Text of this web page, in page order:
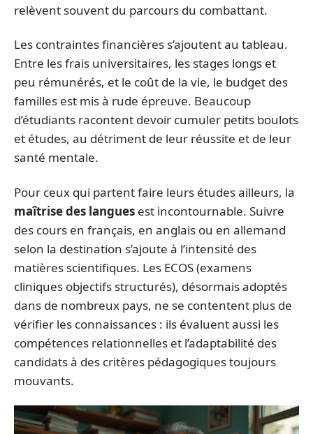
relèvent souvent du parcours du combattant.
Les contraintes financières s’ajoutent au tableau.
Entre les frais universitaires, les stages longs et
peu rémunérés, et le coût de la vie, le budget des
familles est mis à rude épreuve. Beaucoup
d’étudiants racontent devoir cumuler petits boulots
et études, au détriment de leur réussite et de leur
santé mentale.
Pour ceux qui partent faire leurs études ailleurs, la
maîtrise des langues est incontournable. Suivre
des cours en français, en anglais ou en allemand
selon la destination s’ajoute à l’intensité des
matières scientifiques. Les ECOS (examens
cliniques objectifs structurés), désormais adoptés
dans de nombreux pays, ne se contentent plus de
vérifier les connaissances : ils évaluent aussi les
compétences relationnelles et l’adaptabilité des
candidats à des critères pédagogiques toujours
mouvants.